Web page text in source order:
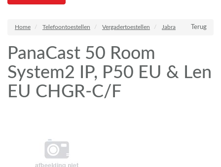
Terug
Home Telefoontoestellen Vergadertoestellen Jabra
PanaCast 50 Room
System2 IP, P50 EU & Len
EU CHGR-C/F